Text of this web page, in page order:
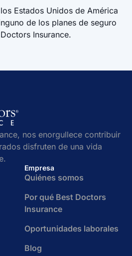
Estados Unidos de América
de los planes de seguro
Insurance.
nos enorgullece contribuir
disfruten de una vida
Empresa
Quiénes somos
Por qué Best Doctors
Insurance
Oportunidades laborales
Blog